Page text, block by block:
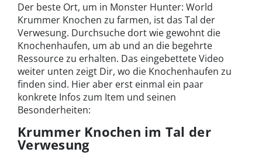
Der beste Ort, um in Monster Hunter: World
Krummer Knochen zu farmen, ist das Tal der
Verwesung. Durchsuche dort wie gewohnt die
Knochenhaufen, um ab und an die begehrte
Ressource zu erhalten. Das eingebettete Video
weiter unten zeigt Dir, wo die Knochenhaufen zu
finden sind. Hier aber erst einmal ein paar
konkrete Infos zum Item und seinen
Besonderheiten:
Krummer Knochen im Tal der
Verwesung